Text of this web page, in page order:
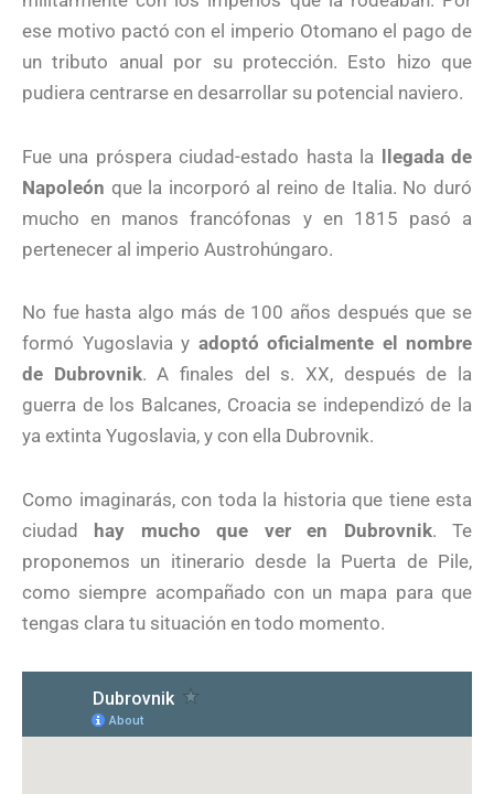
ese motivo pactó con el imperio Otomano el pago de
un tributo anual por su protección. Esto hizo que
pudiera centrarse en desarrollar su potencial naviero.
Fue una próspera ciudad-estado hasta la llegada de
Napoleón que la incorporó al reino de Italia. No duró
mucho en manos francófonas y en 1815 pasó a
pertenecer al imperio Austrohúngaro.
No fue hasta algo más de 100 años después que se
formó Yugoslavia y adoptó oficialmente el nombre
de Dubrovnik. A finales del s. XX, después de la
guerra de los Balcanes, Croacia se independizó de la
ya extinta Yugoslavia, y con ella Dubrovnik.
Como imaginarás, con toda la historia que tiene esta
ciudad
hay mucho que ver en Dubrovnik. Te
proponemos un itinerario desde la Puerta de Pile,
como siempre acompañado con un mapa para que
tengas clara tu situación en todo momento.